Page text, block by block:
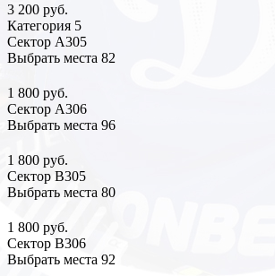
3 200 руб.
Категория 5
Сектор А305
Выбрать места 82
1 800 руб.
Сектор А306
Выбрать места 96
1 800 руб.
Сектор В305
Выбрать места 80
1 800 руб.
Сектор В306
Выбрать места 92